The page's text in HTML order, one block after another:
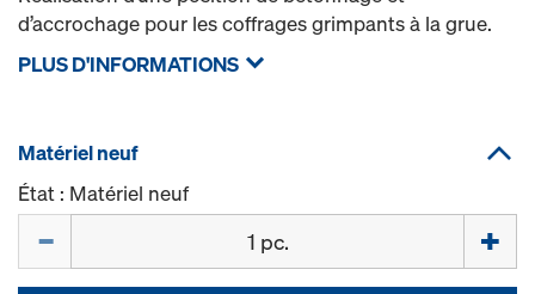
d’accrochage pour les coffrages grimpants à la grue.
PLUS D'INFORMATIONS
Matériel neuf
État : Matériel neuf